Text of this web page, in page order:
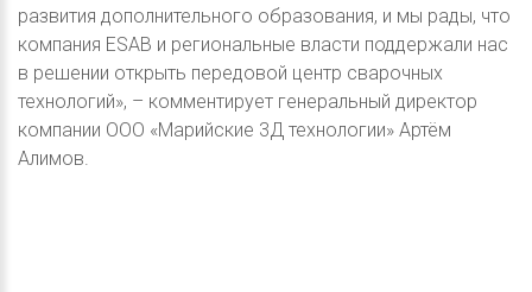
развития дополнительного образования, и мы рады, что
компания ESAB и региональные власти поддержали нас
в решении открыть передовой центр сварочных
технологий», – комментирует генеральный директор
компании ООО «Марийские 3Д технологии» Артём
Алимов.